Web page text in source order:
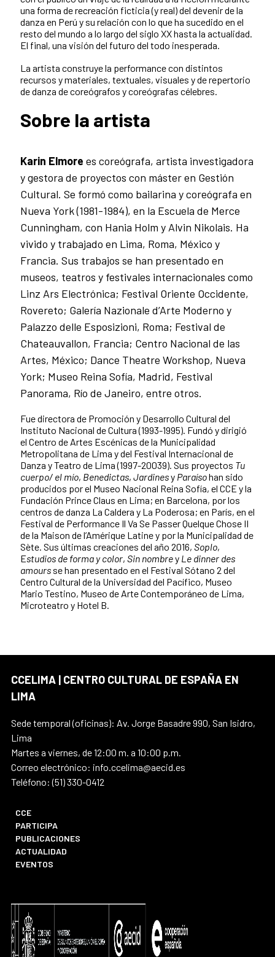
una forma de recreación ficticia (y real) del devenir de la
danza en Perú y su relación con lo que ha sucedido en el
resto del mundo a lo largo del siglo XX hasta la actualidad.
El final, una visión del futuro del todo inesperada.
La artista construye la performance con distintos
recursos y materiales, textuales, visuales y de repertorio
de danza de coreógrafos y coreógrafas célebres.
Sobre la artista
Karin Elmore es coreógrafa, artista investigadora
y gestora de proyectos con máster en Gestión
Cultural. Se formó como bailarina y coreógrafa en
Nueva York (1981-1984), en la Escuela de Merce
Cunningham, con Hania Holm y Alvin Nikolais. Ha
vivido y trabajado en Lima, Roma, México y
Francia. Sus trabajos se han presentado en
museos, teatros y festivales internacionales como
Linz Ars Electrónica; Festival Oriente Occidente,
Rovereto; Galería Nazionale d’Arte Moderno y
Palazzo delle Esposizioni, Roma; Festival de
Chateauvallon, Francia; Centro Nacional de las
Artes, México; Dance Theatre Workshop, Nueva
York; Museo Reina Sofía, Madrid, Festival
Panorama, Río de Janeiro, entre otros.
Fue directora de Promoción y Desarrollo Cultural del
Instituto Nacional de Cultura (1993-1995). Fundó y dirigió
el Centro de Artes Escénicas de la Municipalidad
Metropolitana de Lima y del Festival Internacional de
Danza y Teatro de Lima (1997-20039). Sus proyectos Tu
cuerpo/ el mío, Benedictas, Jardinesy Paraísohan sido
producidos por el Museo Nacional Reina Sofía, el CCE y la
Fundación Prince Claus en Lima; en Barcelona, por los
centros de danza La Caldera y La Poderosa; en París, en el
Festival de Performance Il Va Se Passer Quelque Chose II
de la Maison de l’Amérique Latine y por la Municipalidad de
Sète. Sus últimas creaciones del año 2016, Soplo,
Estudios de forma y color, Sin nombrey Le dinner des
amours se han presentado en el Festival Sótano 2 del
Centro Cultural de la Universidad del Pacífico, Museo
Mario Testino, Museo de Arte Contemporáneo de Lima,
Microteatro y Hotel B.
CCELIMA | CENTRO CULTURAL DE ESPAÑA EN
LIMA
Sede temporal (oficinas): Av. Jorge Basadre 990, San Isidro,
Lima
Martes a viernes, de 12:00 m. a 10:00 p.m.
Correo electrónico: info.ccelima@aecid.es
Teléfono: (51) 330-0412
CCE
PARTICIPA
PUBLICACIONES
ACTUALIDAD
EVENTOS